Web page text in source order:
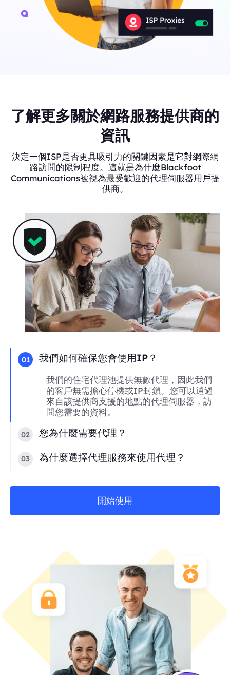
了解更多關於網路服務提供商的
資訊
決定一個ISP是否更具吸引力的關鍵因素是它對網際網
路訪問的限制程度。這就是為什麼Blackfoot
Communications被視為最受歡迎的代理伺服器用戶提
供商。
01 我們如何確保您會使用IP？
我們的住宅代理池提供無數代理，因此我們
的客戶無需擔心停機或IP封鎖。您可以通過
來自該提供商支援的地點的代理伺服器，訪
問您需要的資料。
02 您為什麼需要代理？
03 為什麼選擇代理服務來使用代理？
開始使用